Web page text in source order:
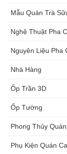
Mẫu Quán Trà
Nghệ Thuật Pha
Nguyên Liệu Pha
Nhà Hàng
Ốp Trần 3D
Ốp Tường
Phong Thủy
Phụ Kiện Quán